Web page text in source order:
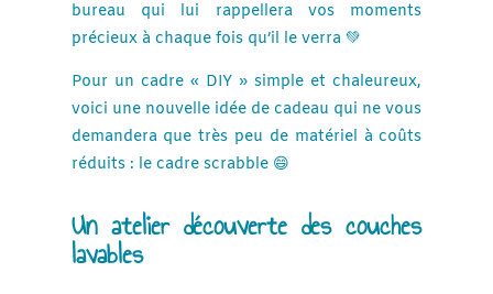
bureau qui lui rappellera vos moments
précieux à chaque fois qu’il le verra 💚
Pour un cadre « DIY » simple et chaleureux,
voici une nouvelle idée de cadeau qui ne vous
demandera que très peu de matériel à coûts
réduits : le cadre scrabble 😄
Un atelier découverte des couches
lavables